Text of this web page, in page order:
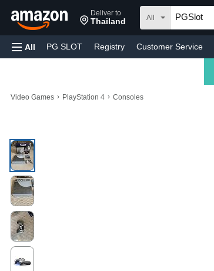
Deliver to
Thailand All
All PG SLOT Registry Customer Service
Video Games › PlayStation 4 › Consoles